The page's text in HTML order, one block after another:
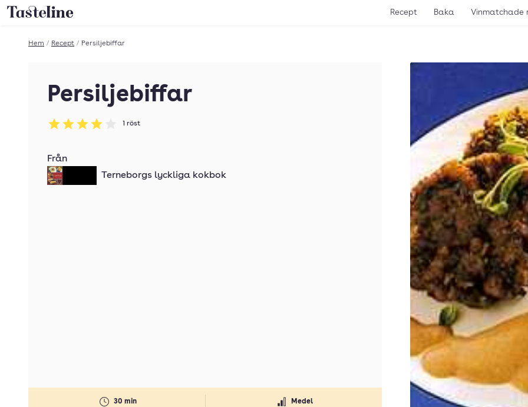
Till Tastelines startsida Recept Baka Vinmatchade
Hem / Recept / Persiljebiffar
Persiljebiffar
Betyg: 4 av 5
1 röst
30 min Medel
Från
Terneborgs lyckliga kokbok